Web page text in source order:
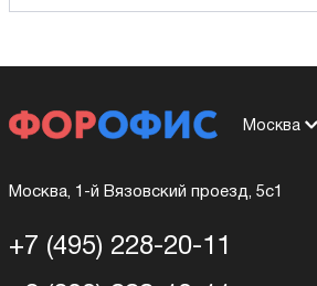
Москва
Москва, 1-й Вязовский проезд, 5с1
+7 (495) 228-20-11